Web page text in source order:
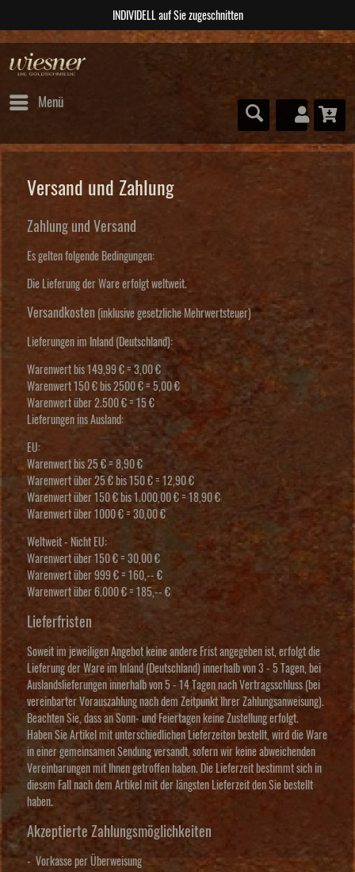
ABSOLUTE Unikate
Menü
Versand und Zahlung
Zahlung und Versand
Es gelten folgende Bedingungen:
Die Lieferung der Ware erfolgt weltweit.
Versandkosten (inklusive gesetzliche Mehrwertsteuer)
Lieferungen im Inland (Deutschland):
Warenwert bis 149,99 € = 3,00 €
Warenwert 150 € bis 2500 € = 5,00 €
Warenwert über 2.500 € = 15 €
Lieferungen ins Ausland :
EU:
Warenwert bis 25 € = 8,90 €
Warenwert über 25 € bis 150 € = 12,90 €
Warenwert über 150 € bis 1.000,00 € = 18,90 €
Warenwert über 1000 € = 30,00 €
Weltweit - Nicht EU:
Warenwert über 150 € = 30,00 €
Warenwert über 999 € = 160,-- €
Warenwert über 6.000 € = 185,-- €
Lieferfristen
Soweit im jeweiligen Angebot keine andere Frist angegeben ist, erfolgt die
Lieferung der Ware im Inland (Deutschland) innerhalb von 3 - 5 Tagen, bei
Auslandslieferungen innerhalb von 5 - 14 Tagen nach Vertragsschluss (bei
vereinbarter Vorauszahlung nach dem Zeitpunkt Ihrer Zahlungsanweisung).
Beachten Sie, dass an Sonn- und Feiertagen keine Zustellung erfolgt.
Haben Sie Artikel mit unterschiedlichen Lieferzeiten bestellt, wird die Ware
in einer gemeinsamen Sendung versandt, sofern wir keine abweichenden
Vereinbarungen mit Ihnen getroffen haben. Die Lieferzeit bestimmt sich in
diesem Fall nach dem Artikel mit der längsten Lieferzeit den Sie bestellt
haben.
Akzeptierte Zahlungsmöglichkeiten
- Vorkasse per Überweisung